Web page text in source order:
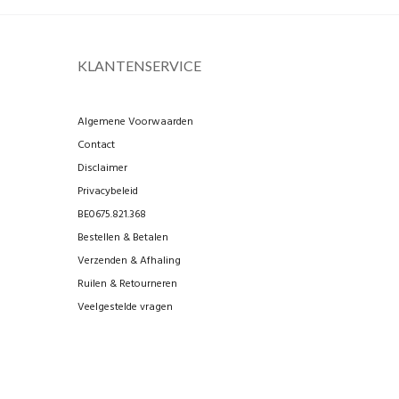
KLANTENSERVICE
Algemene Voorwaarden
Contact
Disclaimer
Privacybeleid
BE0675.821.368
Bestellen & Betalen
Verzenden & Afhaling
Ruilen & Retourneren
Veelgestelde vragen